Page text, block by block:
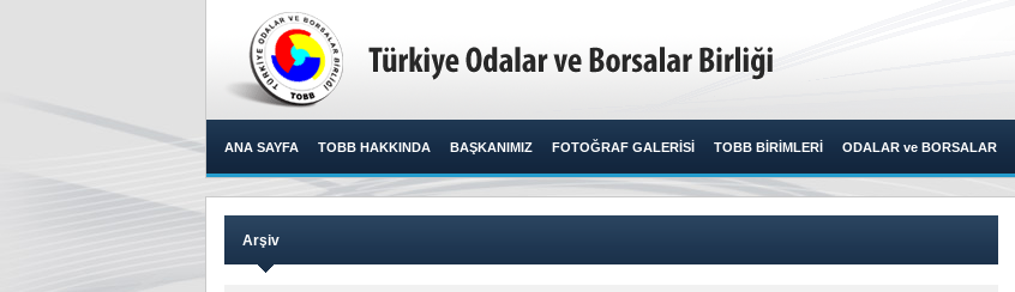
ANA SAYFA TOBB HAKKINDA BAŞKANIMIZ FOTOĞRAF GALERİSİ TOBB BİRİMLERİ ODALAR ve BORSALAR
Arşiv